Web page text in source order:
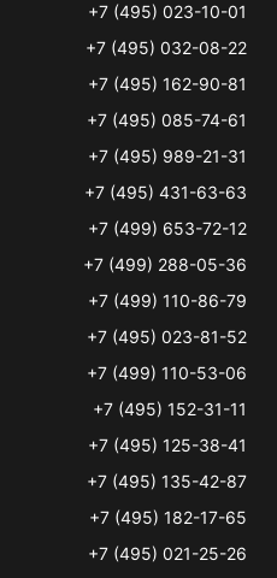
+7 (495) 023-10-01
+7 (495) 032-08-22
+7 (495) 162-90-81
+7 (495) 085-74-61
+7 (495) 989-21-31
+7 (495) 431-63-63
+7 (499) 653-72-12
+7 (499) 288-05-36
+7 (499) 110-86-79
+7 (495) 023-81-52
+7 (499) 110-53-06
+7 (495) 152-31-11
+7 (495) 125-38-41
+7 (495) 135-42-87
+7 (495) 182-17-65
+7 (495) 021-25-26